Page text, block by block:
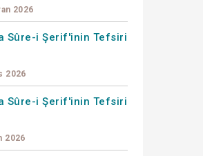
2026
Sûre-i Şerif'inin Tefsiri
2026
Sûre-i Şerif'inin Tefsiri
2026